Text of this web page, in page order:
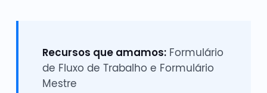
Recursos que amamos:Formulário
de Fluxo de Trabalho e Formulário
Mestre